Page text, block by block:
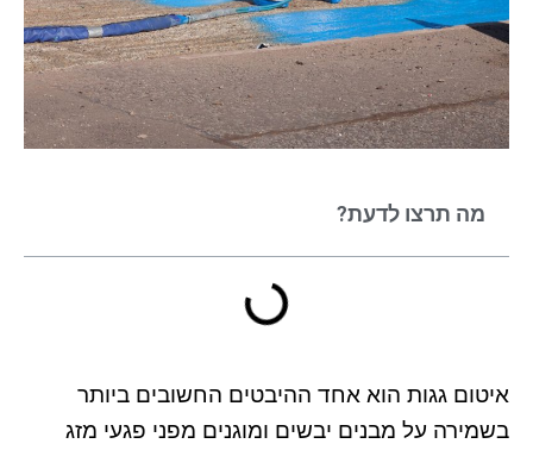
מה תרצו לדעת?
איטום גגות הוא אחד ההיבטים החשובים ביותר
בשמירה על מבנים יבשים ומוגנים מפני פגעי מזג